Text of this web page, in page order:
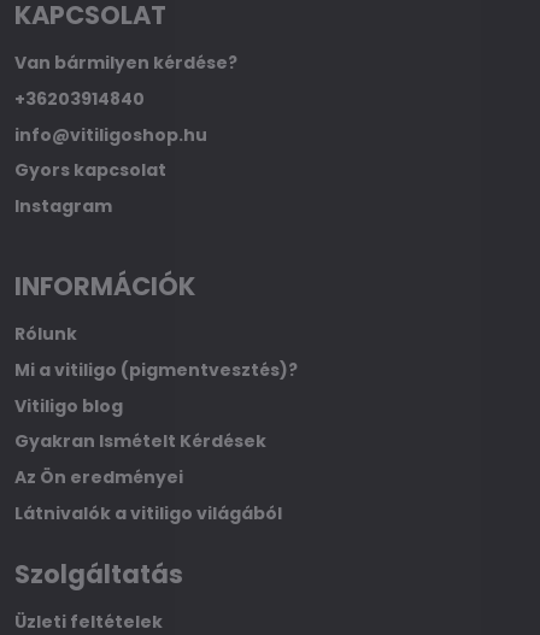
KAPCSOLAT
Van bármilyen kérdése?
+36203914840
info@vitiligoshop.hu
Gyors kapcsolat
Instagram
INFORMÁCIÓK
Rólunk
Mi a vitiligo (pigmentvesztés)?
Vitiligo blog
Gyakran Ismételt Kérdések
Az Ön eredményei
Látnivalók a vitiligo világából
Szolgáltatás
Üzleti feltételek